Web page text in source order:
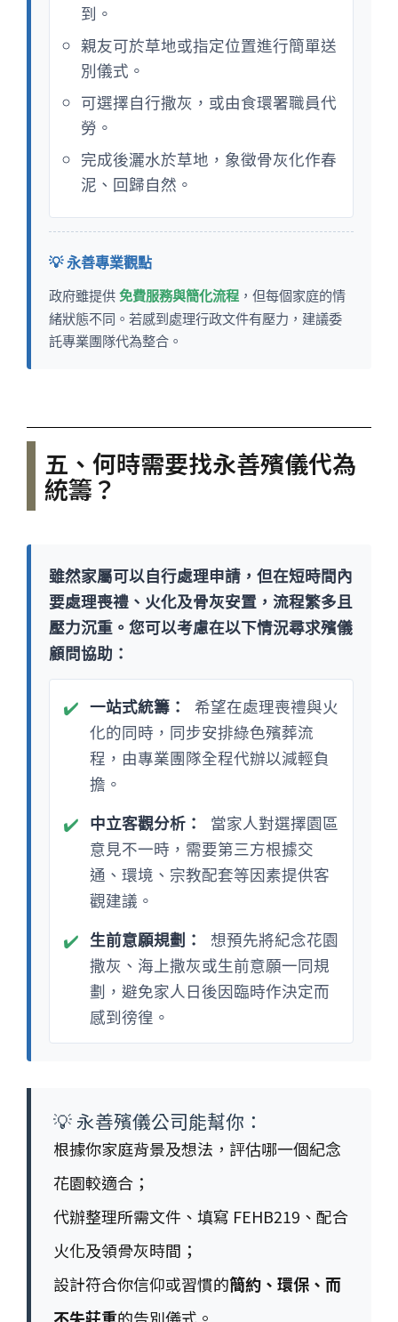
到。
親友可於草地或指定位置進行簡單送
別儀式。
可選擇自行撒灰，或由食環署職員代
勞。
完成後灑水於草地，象徵骨灰化作春
泥、回歸自然。
💡 永善專業觀點
政府雖提供免費服務與簡化流程 ，但每個家庭的情
緒狀態不同。若感到處理行政文件有壓力，建議委
託專業團隊代為整合。
五、何時需要找永善殯儀代為
統籌？
雖然家屬可以自行處理申請，但在短時間內
要處理喪禮、火化及骨灰安置，流程繁多且
壓力沉重。您可以考慮在以下情況尋求殯儀
顧問協助：
✔️ 一站式統籌：
希望在處理喪禮與火
化的同時，同步安排綠色殯葬流
程，由專業團隊全程代辦以減輕負
擔。
✔️ 中立客觀分析：
當家人對選擇園區
意見不一時，需要第三方根據交
通、環境、宗教配套等因素提供客
觀建議。
✔️ 生前意願規劃：
想預先將紀念花園
撒灰、海上撒灰或生前意願一同規
劃，避免家人日後因臨時作決定而
感到徬徨。
💡永善殯儀公司能幫你：
根據你家庭背景及想法，評估哪一個紀念
花園較適合；
代辦整理所需文件、填寫 FEHB219、配合
火化及領骨灰時間；
設計符合你信仰或習慣的簡約、環保、而
不失莊重的告別儀式。